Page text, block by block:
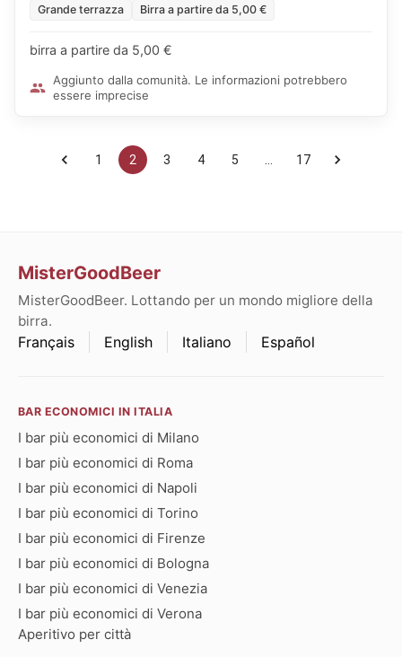
Grande terrazza Birra a partire da 5,00 €
birra a partire da 5,00 €
Aggiunto dalla comunità. Le informazioni potrebbero
essere imprecise
1 2 3 4 5 17
MisterGoodBeer
MisterGoodBeer. Lottando per un mondo migliore della
birra.
Français English Italiano Español
BAR ECONOMICI IN ITALIA
I bar più economici di Milano
I bar più economici di Roma
I bar più economici di Napoli
I bar più economici di Torino
I bar più economici di Firenze
I bar più economici di Bologna
I bar più economici di Venezia
I bar più economici di Verona
Aperitivo per città